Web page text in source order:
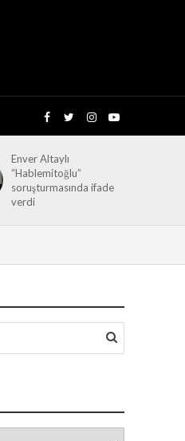
Enver Altaylı
“Hablemitoğlu”
soruşturmasında ifade
verdi